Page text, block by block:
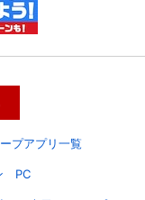
閉じる
先、パスワード 、クレ
変更が可能です。
プアプリ一覧
PC